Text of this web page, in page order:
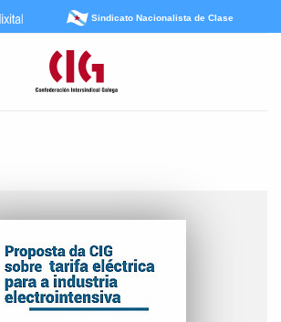
Sindicato Nacionalista de Clase